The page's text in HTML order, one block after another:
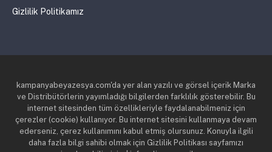
Gizlilik Politikamız
kampanyabeyazesya.com'da yer alan yazılı ve görsel içerik Marka
ve Distribütörlerin yayımladığı bilgilerden farklılık gösterebilir. Bu
internet sitesinden tüm özellikleriyle faydalanabilmeniz için
çerezler (cookie) kullanıyor. Bu internet sitesini kullanmaya devam
ederseniz, çerez kullanımını kabul etmiş olursunuz. Konuyla ilgili
daha fazla bilgi sahibi olmak için Gizlilik Politikası sayfamızı